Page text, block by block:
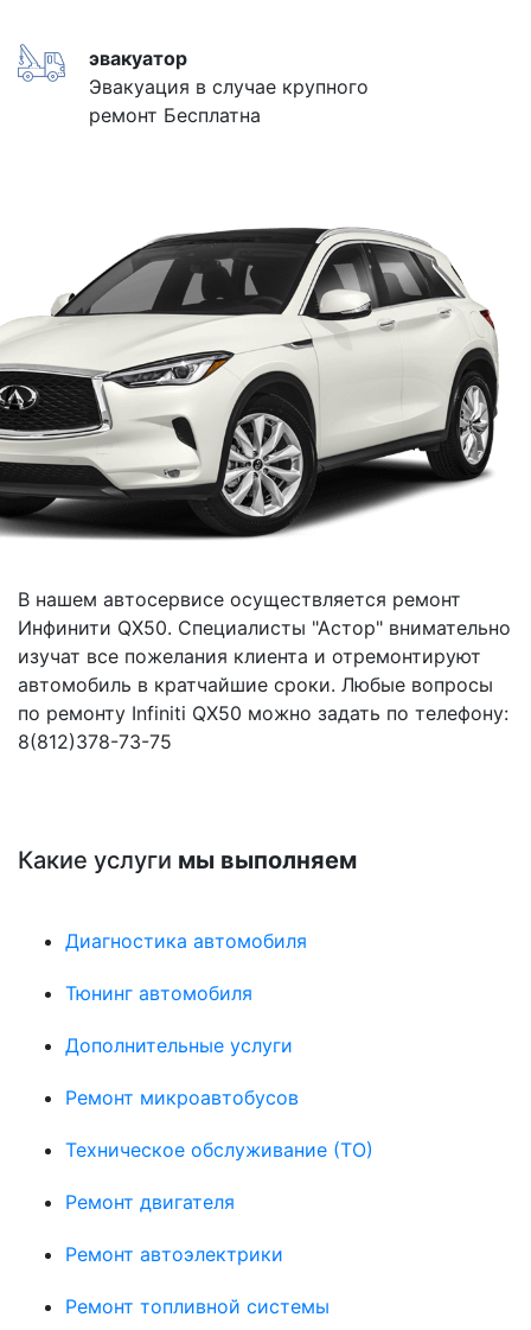
эвакуатор
Эвакуация в случае крупного
ремонт Бесплатна
В нашем автосервисе осуществляется ремонт
Инфинити QX50. Специалисты "Астор" внимательно
изучат все пожелания клиента и отремонтируют
автомобиль в кратчайшие сроки. Любые вопросы
по ремонту Infiniti QX50 можно задать по телефону:
8(812)378-73-75
Какие услуги мы выполняем
Диагностика автомобиля
Тюнинг автомобиля
Дополнительные услуги
Ремонт микроавтобусов
Техническое обслуживание (ТО)
Ремонт двигателя
Ремонт автоэлектрики
Ремонт топливной системы